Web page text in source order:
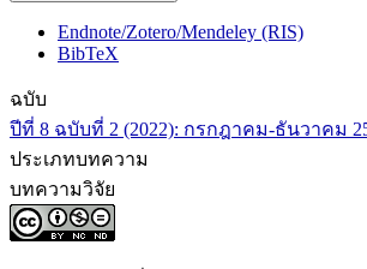
Endnote/Zotero/Mendeley (RIS)
BibTeX
ฉบับ
ปีที่ 8 ฉบับที่ 2 (2022): กรกฎาคม-ธันวาคม
ประเภทบทความ
บทความวิจัย